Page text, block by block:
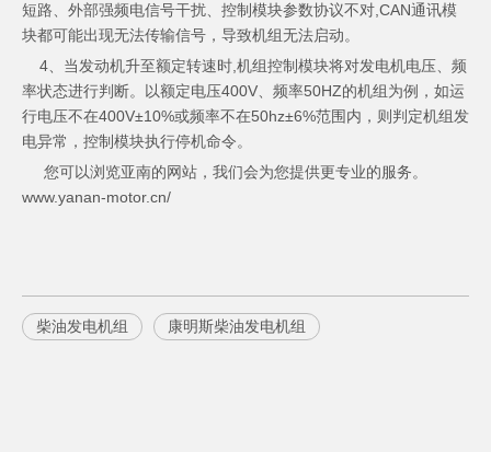
短路、外部强频电信号干扰、控制模块参数协议不对,CAN通讯模
块都可能出现无法传输信号，导致机组无法启动。
4、当发动机升至额定转速时, 机组控制模块将对发电机电压、频
率状态进行判断。以额定电压400V、频率50HZ的机组为例，如运
行电压不在400V±10%或频率不在50hz±6%范围内，则判定机组发
电异常，控制模块执行停机命令。
您可以浏览亚南的网站，我们会为您提供更专业的服务。
www.yanan-motor.cn/
柴油发电机组 康明斯柴油发电机组